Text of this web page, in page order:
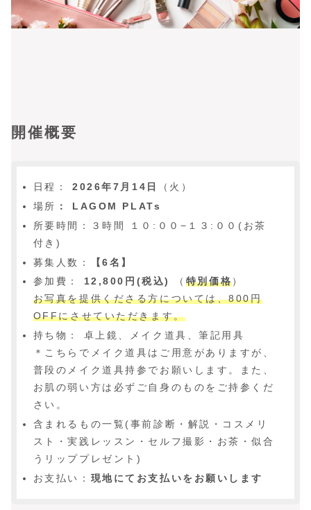
開催概要
日程：2026年7月14日
（火）
場所 ： LAGOM PLATs
所要時間：３時間 １０:００−１３:００(お茶
付き)
募集人数：
【6名】
参加費：
12,800円(税込) （ 特別価格）
お写真を提供くださる方については、800円
OFFにさせていただきます。
持ち物： 卓上鏡、メイク道具、筆記用具
＊こちらでメイク道具はご用意がありますが、
普段のメイク道具持参でお願いします。また、
お肌の弱い方は必ずご自身のものをご持参くだ
さい。
含まれるもの一覧(事前診断・解説・コスメリ
スト・実践レッスン・セルフ撮影・お茶・似合
うリッププレゼント)
お支払い： 現地にてお支払いをお願いします